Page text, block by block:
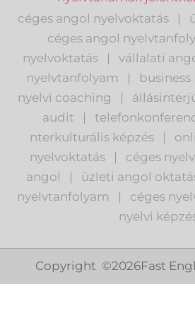
céges angol nyelvoktatás
|
céges angol
nyelvoktatás
| vállalati
nyelvtanfolyam
|
nyelvi coaching
|
audit
|
nterkulturális képzés
| o
nyelvoktatás
| céges
angol
| üzleti angol
nyelvtanfolyam
| céges
nyelvi
Copyright ©2026Fast